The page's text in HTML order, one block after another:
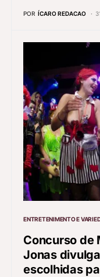
POR ÍCARO REDACAO
ENTRETENIMENTO E
Concurso de
Jonas
escolhidas